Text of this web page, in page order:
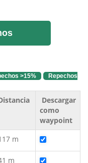
>15%
Repechos
Descargar
como
waypoint
m
m